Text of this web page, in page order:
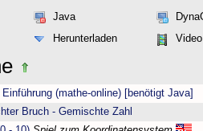
Java
Herunterladen Video
(mathe-online) [benötigt Java]
Bruch - Gemischte Zahl